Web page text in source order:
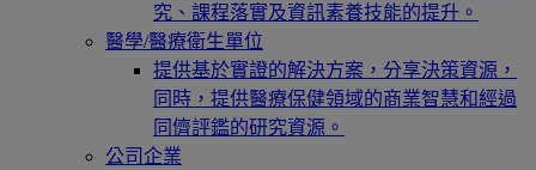
究、課程落實及資訊素養技能的提升。
醫學/醫療衛生單位
提供基於實證的解決方案，分享決策資源，
同時，提供醫療保健領域的商業智慧和經過
同儕評鑑的研究資源。
公司企業